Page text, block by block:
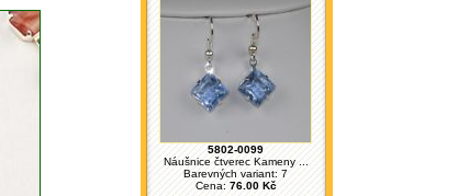
5802-0099
Náušnice čtverec Kameny ...
Barevných variant: 7
Cena: 76.00 Kč